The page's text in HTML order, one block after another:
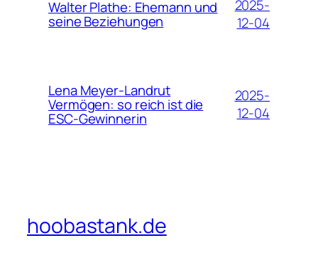
Walter Plathe: Ehemann und
seine Beziehungen
2025-
12-04
Lena Meyer-Landrut
Vermögen: so reich ist die
ESC-Gewinnerin
2025-
12-04
hoobastank.de